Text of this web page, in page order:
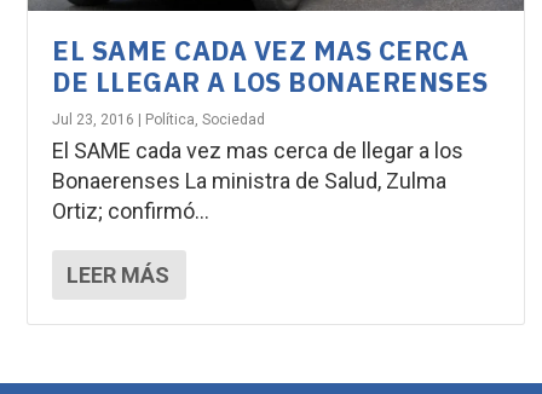
EL SAME CADA VEZ MAS CERCA
DE LLEGAR A LOS BONAERENSES
Jul 23, 2016 Política,Sociedad
El SAME cada vez mas cerca de llegar a los
Bonaerenses La ministra de Salud, Zulma
Ortiz; confirmó...
LEER MÁS